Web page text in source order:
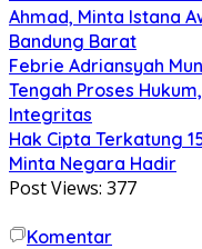
Ahmad, Minta Istana
Bandung Barat
Febrie Adriansyah
Tengah Proses
Integritas
Hak Cipta Terkatung
Minta Negara Hadir
Post Views: 377
Komentar